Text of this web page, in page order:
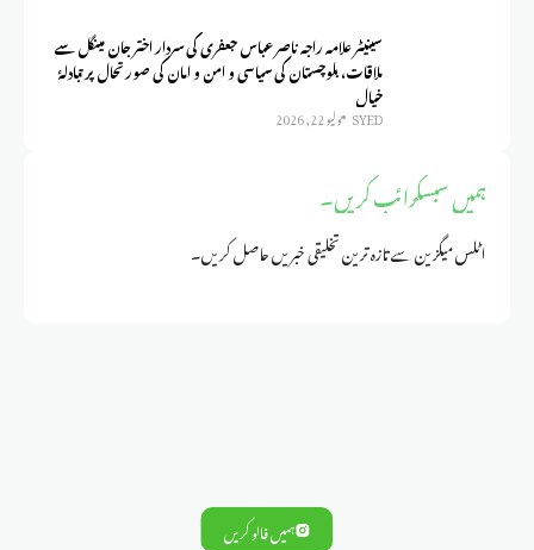
سینیٹر علامہ راجہ ناصر عباس جعفری کی سردار اختر جان مینگل سے
ملاقات، بلوچستان کی سیاسی و امن و امان کی صورتحال پر تبادلۂ
خیال
SYED يوليو 22, 2026
ہمیں سبسکرائب کریں۔
اٹلس میگزین سے تازہ ترین تخلیقی خبریں حاصل کریں۔
ہمیں فالو کریں